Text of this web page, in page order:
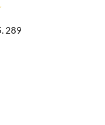
289